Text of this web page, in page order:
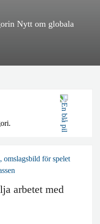
Nytt om globala
arbetet med